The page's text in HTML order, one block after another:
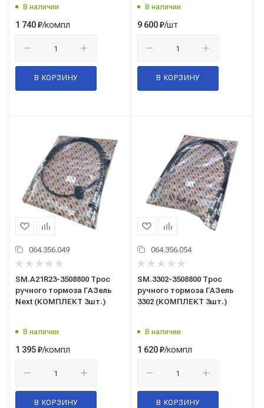
В наличии
1 740₽/компл
В КОРЗИНУ
В наличии
9 600₽/шт
В КОРЗИНУ
064.356.049
SM.A21R23-3508800 Трос
ручного тормоза ГАЗель
Next (КОМПЛЕКТ 3шт.)
В наличии
1 395₽/компл
В КОРЗИНУ
064.356.054
SM.3302-3508800 Трос
ручного тормоза ГАЗель
3302 (КОМПЛЕКТ 3шт.)
В наличии
1 620₽/компл
В КОРЗИНУ